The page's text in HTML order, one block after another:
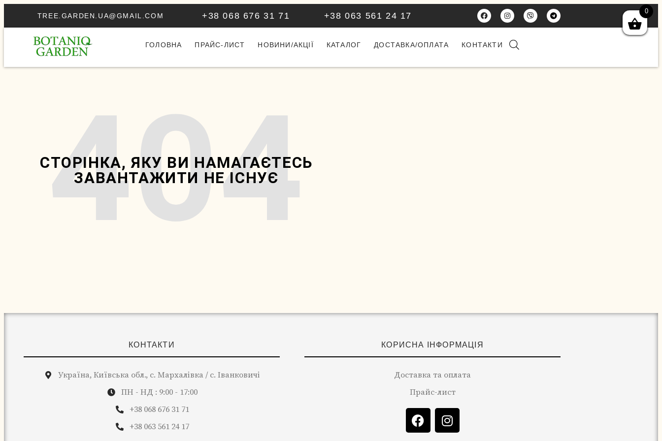
TREE.GARDEN.UA@GMAIL.COM +38 068 676 31 71 +38 063 561 24 17
ГОЛОВНА ПРАЙС-ЛИСТ НОВИНИ/АКЦІЇ КАТАЛОГ ДОСТАВКА/ОПЛАТА КОНТАКТИ
404
СТОРІНКА, ЯКУ ВИ НАМАГАЄТЕСЬ
ЗАВАНТАЖИТИ НЕ ІСНУЄ
КОНТАКТИ
Україна, Київська обл., с. Мархалівка / с. Іванковичі
ПН - НД : 9:00 - 17:00
+38 068 676 31 71
+38 063 561 24 17
КОРИСНА ІНФОРМАЦІЯ
Доставка та оплата
Прайс-лист
0